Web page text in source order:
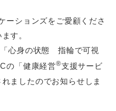
ーションズをご愛顧くださ
す。
心身の状態 指輪で可視
の「健康経営®支援サービ
ましたのでお知らせしま